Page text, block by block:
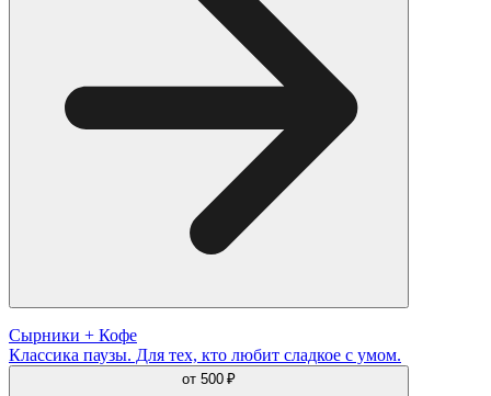
Сырники + Кофе
Классика паузы. Для тех, кто любит сладкое с умом.
от 500 ₽